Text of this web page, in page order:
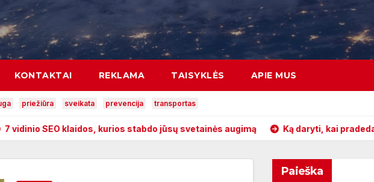
KONTAKTAI REKLAMA TAISYKLĖS APIE MUS
priežiūra sveikata prevencija transportas
kurios stabdo jūsų svetainės augimą Ką daryti, kai pradeda skaudėti dantį
Paieška